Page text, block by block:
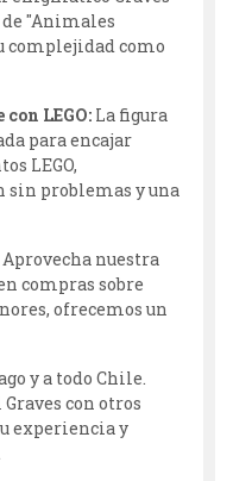
"Animales
complejidad como
LEGO: La figura
para encajar
LEGO,
problemas y una
Aprovecha nuestra
compras sobre
ofrecemos un
y a todo Chile.
con otros
experiencia y